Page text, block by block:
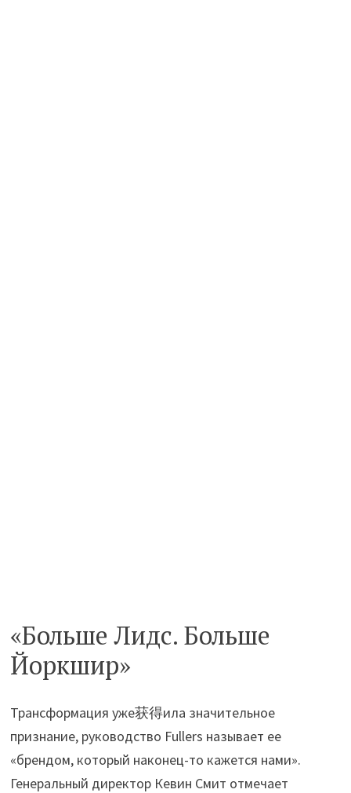
«Больше Лидс. Больше
Йоркшир»
Трансформация уже获得ила значительное
признание, руководство Fullers называет ее
«брендом, который наконец-то кажется нами».
Генеральный директор Кевин Смит отмечает